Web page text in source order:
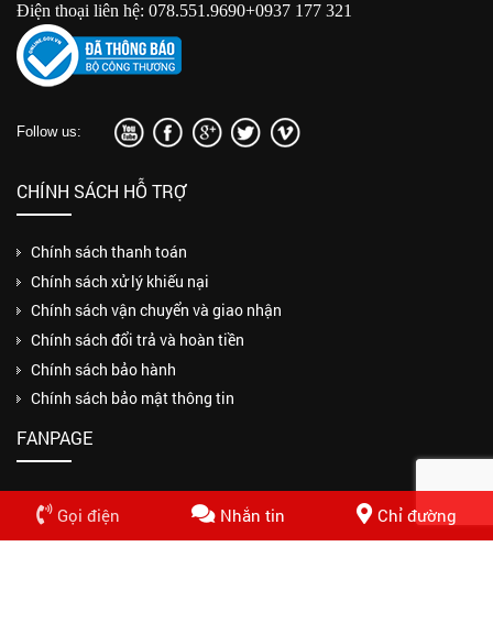
Điện thoại liên hệ: 078.551.9690+0937 177 321
Follow us:
CHÍNH SÁCH HỖ TRỢ
Chính sách thanh toán
Chính sách xử lý khiếu nại
Chính sách vận chuyển và giao nhận
Chính sách đổi trả và hoàn tiền
Chính sách bảo hành
Chính sách bảo mật thông tin
FANPAGE
Gọi điện Nhắn tin Chỉ đường